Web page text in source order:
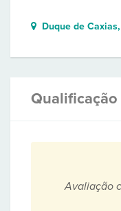
Duque de Caxias,
Qualificação
Avaliação